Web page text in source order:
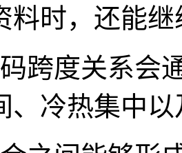
料时，还能
跨度关系会
、冷热集中